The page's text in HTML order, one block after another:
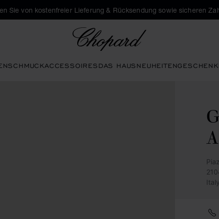
Sie von kostenfreier Lieferung & Rücksendung sowie sicheren
SCHMUCKACCESSOIRESDAS HAUSNEUHEITEN
Italy